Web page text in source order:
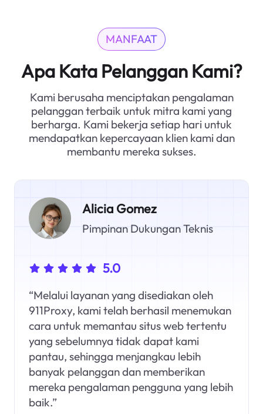
MANFAAT
Apa Kata Pelanggan Kami?
Kami berusaha menciptakan pengalaman
pelanggan terbaik untuk mitra kami yang
berharga. Kami bekerja setiap hari untuk
mendapatkan kepercayaan klien kami dan
membantu mereka sukses.
Alicia Gomez
Pimpinan Dukungan Teknis
5.0
“Melalui layanan yang disediakan oleh
911Proxy, kami telah berhasil menemukan
cara untuk memantau situs web tertentu
yang sebelumnya tidak dapat kami
pantau, sehingga menjangkau lebih
banyak pelanggan dan memberikan
mereka pengalaman pengguna yang lebih
baik.”